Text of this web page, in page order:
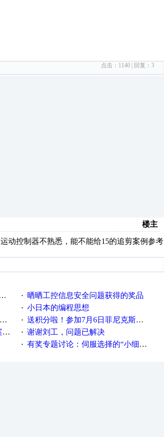
点击： 1140 | 回复： 3
楼主
动控制器不熟悉，能不能给15的追剪案例参考
· 晒晒工控信息安全问题获得的奖品
· 小日本的编程思想
· 送积分啦！参加7月6日菲尼克斯在线研讨会即得
· 谢谢刘工，问题已解决
· 有奖专题讨论：伺服选择的“小细节大学问”奖励公告